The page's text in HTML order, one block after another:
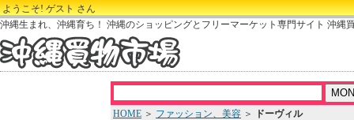
ようこそ! ゲスト さん
沖縄生まれ、沖縄育ち！ 沖縄のショッピングとフリーマーケット専門サイト 沖縄
HOME ＞ ファッション、美容 ＞ ドーヴィル